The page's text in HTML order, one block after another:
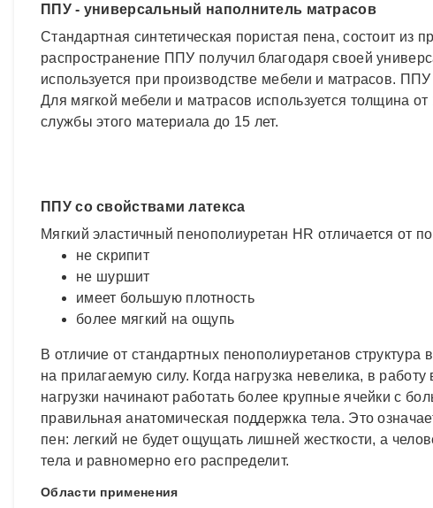
ППУ - универсальный наполнитель матрасов
Стандартная синтетическая пористая пена, состоит
распространение ППУ получил благодаря своей
используется при производстве мебели и матрасов.
Для мягкой мебели и матрасов используется толщина
службы этого материала до 15 лет.
ППУ со свойствами латекса
Мягкий эластичный пенополиуретан HR отличается от
не скрипит
не шуршит
имеет большую плотность
более мягкий на ощупь
В отличие от стандартных пенополиуретанов
на прилагаемую силу. Когда нагрузка невелика, в
нагрузки начинают работать более крупные ячейки с
правильная анатомическая поддержка тела. Это
пен: легкий не будет ощущать лишней жесткости, а
тела и равномерно его распределит.
Области применения